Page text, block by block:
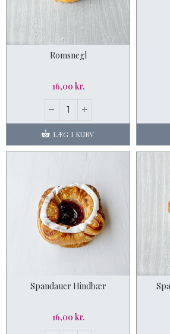
Romsnegl
16,00 kr.
LÆG I KURV
Spandauer Hindbær
16,00 kr.